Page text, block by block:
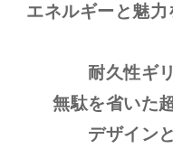
エネルギーと魅
耐久性ギ
無駄を省いた
デザイン